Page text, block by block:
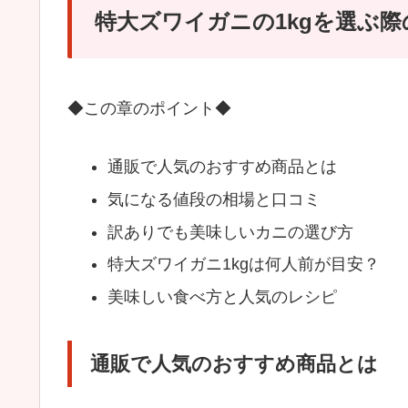
特大ズワイガニの1kgを選ぶ際
◆この章のポイント◆
通販で人気のおすすめ商品とは
気になる値段の相場と口コミ
訳ありでも美味しいカニの選び方
特大ズワイガニ1kgは何人前が目安？
美味しい食べ方と人気のレシピ
通販で人気のおすすめ商品とは